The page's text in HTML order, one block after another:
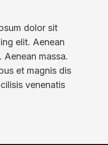
dolor sit
elit. Aenean
massa.
et magnis dis
venenatis